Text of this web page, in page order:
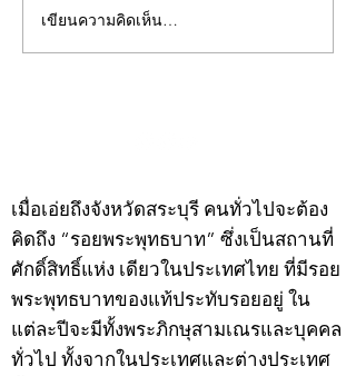
คอลัมน์"จับชีพจรวงการ
พระ"ประจำพุธที่ 29
เขียนความคิดเห็น…
เมื่อเอ่ยถึงจังหวัดสระบุรี คนทั่วไปจะต้อง
คิดถึง “รอยพระพุทธบาท” ซึ่งเป็นสถานที่
ศักดิ์สิทธิ์แห่ง เดียวในประเทศไทย ที่มีรอย
พระพุทธบาทของแท้ประทับรอยอยู่ ใน
แต่ละปีจะมีทั้งพระภิกษุสามเณรและบุคคล
ทั่วไป ทั้งจากในประเทศและต่างประเทศ